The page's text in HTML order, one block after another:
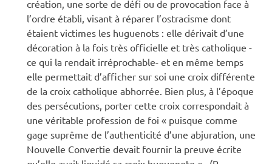
création, une sorte de défi ou de provocation face à
l’ordre établi, visant à réparer l’ostracisme dont
étaient victimes les huguenots : elle dérivait d’une
décoration à la fois très officielle et très catholique -
ce qui la rendait irréprochable- et en même temps
elle permettait d’afficher sur soi une croix différente
de la croix catholique abhorrée. Bien plus, à l’époque
des persécutions, porter cette croix correspondait à
une véritable profession de foi « puisque comme
gage suprême de l’authenticité d’une abjuration, une
Nouvelle Convertie devait fournir la preuve écrite